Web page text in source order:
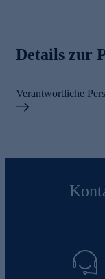
Details zur
Verantwortliche